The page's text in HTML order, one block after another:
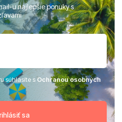
u najlepšie ponuky s
súhlasíte sOchranou osobných